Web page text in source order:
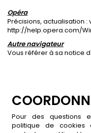
Opéra
Précisions, actualisation :
http://help.opera.com/
Autre navigateur
Vous référer à sa notice
Pour des questions
politique de cookies